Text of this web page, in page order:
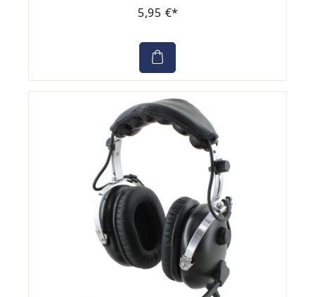
5,95 €*